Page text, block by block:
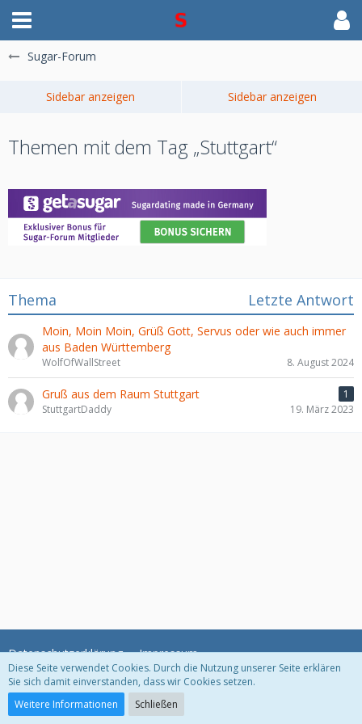
Sugar-Forum
Themen mit dem Tag „Stuttgart“
Thema Letzte Antwort
Moin, Moin Moin, Grüß Gott, Servus oder wie auch immer
aus Baden Württemberg
WolfOfWallStreet 8. August 2024
Gruß aus dem Raum Stuttgart
1
StuttgartDaddy
19. März 2023
Datenschutzerklärung Impressum
Community-Software:
Diese Seite verwendet Cookies. Durch die Nutzung unserer Seite erklären
Sie sich damit einverstanden, dass wir Cookies setzen.
Weitere Informationen
Schließen